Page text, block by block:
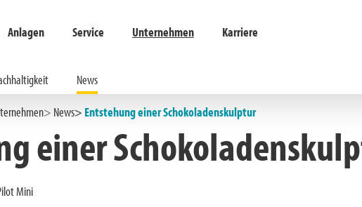
Anlagen Service Unternehmen Karriere
News
News Entstehung einer Schokoladenskulptur
einer
Mini